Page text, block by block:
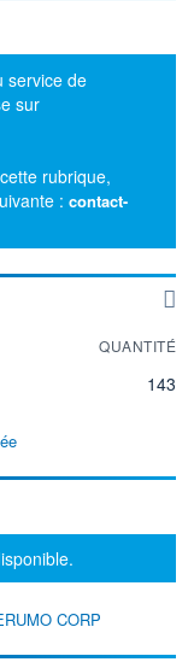
service de
sur
rubrique,
: contact-
QUANTITÉ
143
CORP